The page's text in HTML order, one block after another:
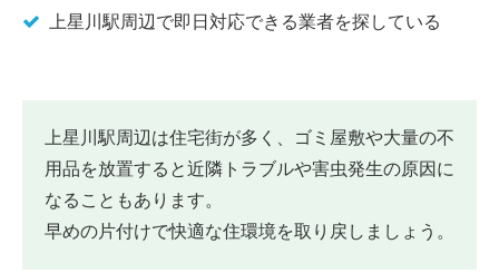
上星川駅周辺で即日対応できる業者を探している
上星川駅周辺は住宅街が多く、ゴミ屋敷や大量の不
用品を放置すると近隣トラブルや害虫発生の原因に
なることもあります。
早めの片付けで快適な住環境を取り戻しましょう。